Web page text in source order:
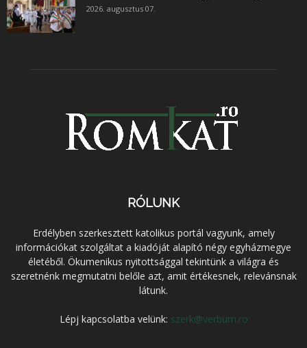
2026. augusztus 07.
RÓLUNK
Erdélyben szerkesztett katolikus portál vagyunk, amely
információkat szolgáltat a kiadóját alapító négy egyházmegye
életéből. Ökumenikus nyitottsággal tekintünk a világra és
szeretnénk megmutatni belőle azt, amit értékesnek, relevánsnak
látunk.
Lépj kapcsolatba velünk: szerk@verbum.ro